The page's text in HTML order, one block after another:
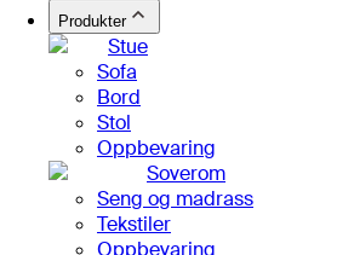
Produkter
Stue
Sofa
Bord
Stol
Oppbevaring
Soverom
Seng og madrass
Tekstiler
Oppbevaring